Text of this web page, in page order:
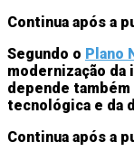
Continua após a
Segundo o Plano
modernização
depende também
tecnológica e da
Continua após a